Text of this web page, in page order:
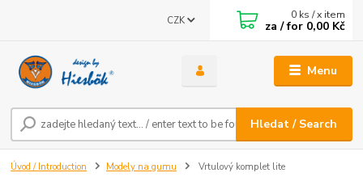
Menu
CZK
Hledat / Search
0 ks / x item
za / for 0,00 Kč
Úvod / Introduction Modely na gumu Vrtulový komplet lite